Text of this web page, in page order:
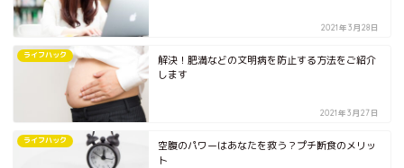
2021年3月28日
ライフハック
解決！肥満などの文明病を防止する方法をご紹介
します
2021年3月27日
ライフハック
空腹のパワーはあなたを救う？プチ断食のメリッ
ト